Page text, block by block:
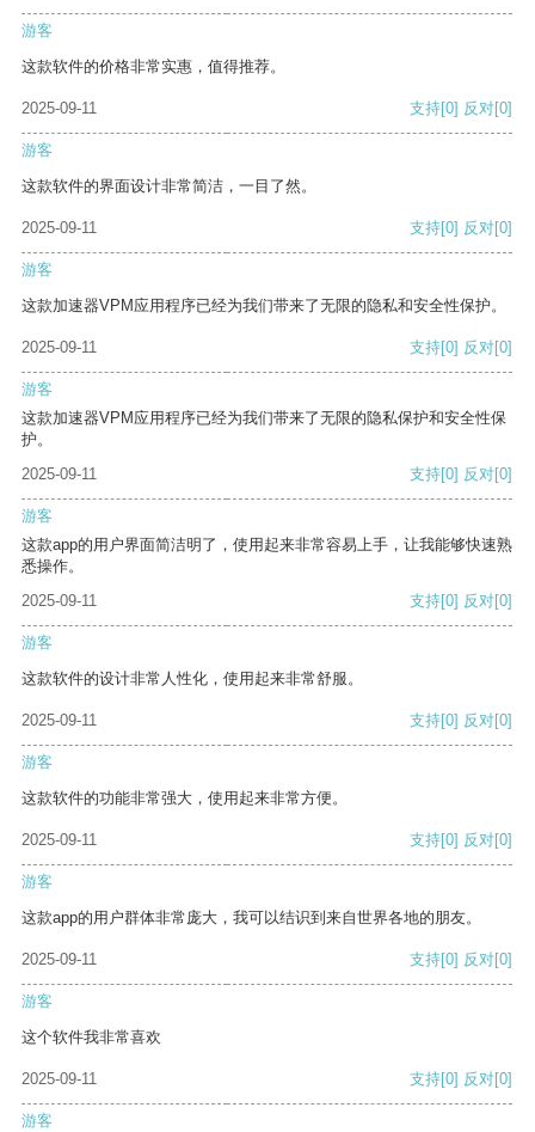
游客
这款软件的价格非常实惠，值得推荐。
2025-09-11 支持[0] 反对[0]
游客
这款软件的界面设计非常简洁，一目了然。
2025-09-11 支持[0] 反对[0]
游客
这款加速器VPM应用程序已经为我们带来了无限的隐私和安全性保护。
2025-09-11 支持[0] 反对[0]
游客
这款加速器VPM应用程序已经为我们带来了无限的隐私保护和安全性保
护。
2025-09-11
支持[0] 反对[0]
游客
这款app的用户界面简洁明了，使用起来非常容易上手，让我能够快速熟
悉操作。
2025-09-11
支持[0] 反对[0]
游客
这款软件的设计非常人性化，使用起来非常舒服。
2025-09-11 支持[0] 反对[0]
游客
这款软件的功能非常强大，使用起来非常方便。
2025-09-11 支持[0] 反对[0]
游客
这款app的用户群体非常庞大，我可以结识到来自世界各地的朋友。
2025-09-11 支持[0] 反对[0]
游客
这个软件我非常喜欢
2025-09-11 支持[0] 反对[0]
游客